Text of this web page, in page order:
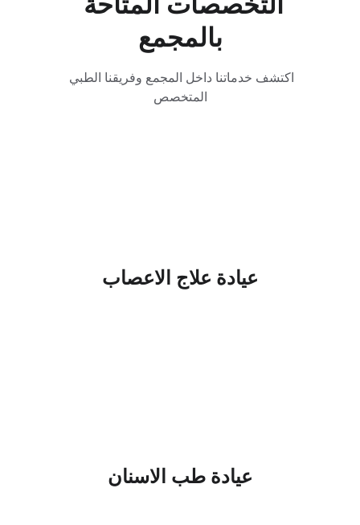
بالمجمع
اكتشف خدماتنا داخل المجمع وفريقنا الطبي
المتخصص
عيادة علاج الاعصاب
عيادة طب الاسنان